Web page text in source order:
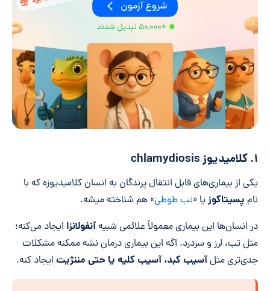
۱. کلامیدیوز chlamydiosis
یکی از بیماری‌های قابل انتقال پرندگان به انسان کلامیدیوزه که با
نام پسیتاکوزیا «تب طوطی» هم شناخته میشه.
در انسان‌ها این بیماری معمولاً علائمی شبیهآنفولانزا ایجاد می‌کنه؛
مثل تب، لرز و سردرد. اگه این بیماری درمان نشه ممکنه مشکلات
جدی‌تری مثلآسیب کبد، آسیب کلیه یا حتی مننژیت ایجاد کنه.